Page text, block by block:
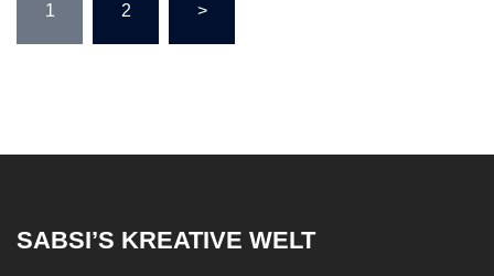
der
Beiträge
1 2 >
SABSI’S KREATIVE WELT